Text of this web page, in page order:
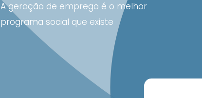
A geração de emprego é o melhor
programa social que existe